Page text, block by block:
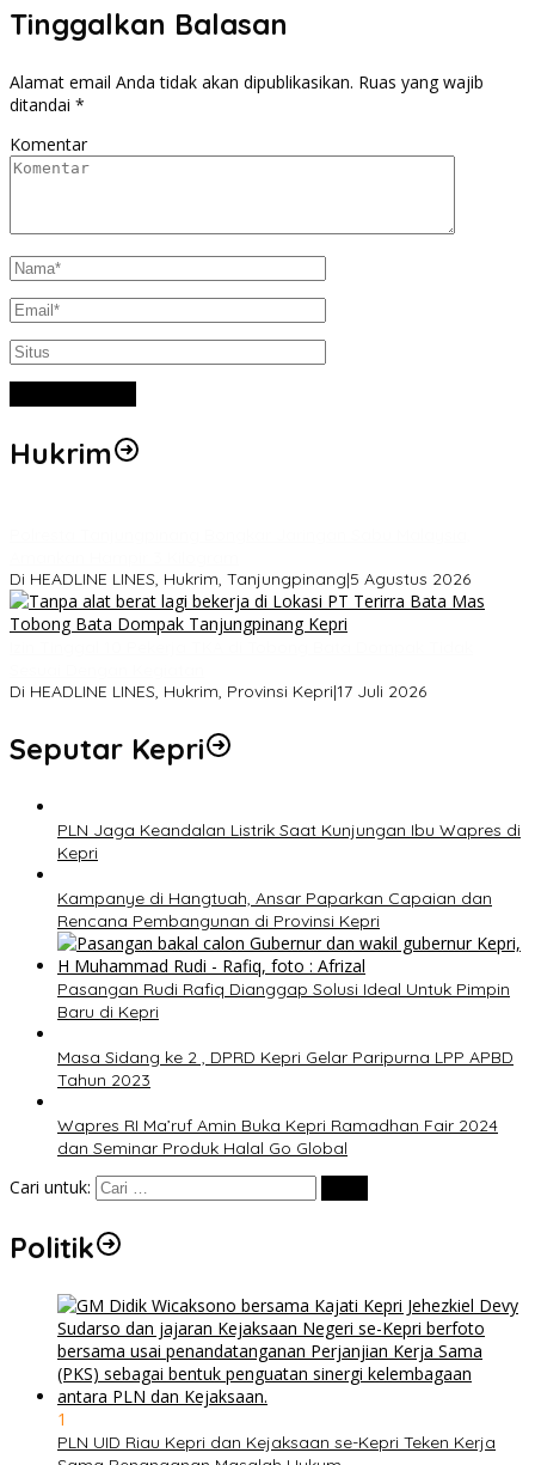
Tinggalkan Balasan
Alamat email Anda tidak akan dipublikasikan. Ruas yang wajib
ditandai *
Komentar
Hukrim
Di HEADLINE LINES, Hukrim, Tanjungpinang|5 Agustus 2026
Di HEADLINE LINES, Hukrim, Provinsi Kepri|17 Juli 2026
Seputar Kepri
PLN Jaga Keandalan Listrik Saat Kunjungan Ibu Wapres di
Kepri
Kampanye di Hangtuah, Ansar Paparkan Capaian dan
Rencana Pembangunan di Provinsi Kepri
Pasangan Rudi Rafiq Dianggap Solusi Ideal Untuk Pimpin
Baru di Kepri
Masa Sidang ke 2 , DPRD Kepri Gelar Paripurna LPP APBD
Tahun 2023
Wapres RI Ma’ruf Amin Buka Kepri Ramadhan Fair 2024
dan Seminar Produk Halal Go Global
Cari untuk:
Politik
1
PLN UID Riau Kepri dan Kejaksaan se-Kepri Teken Kerja